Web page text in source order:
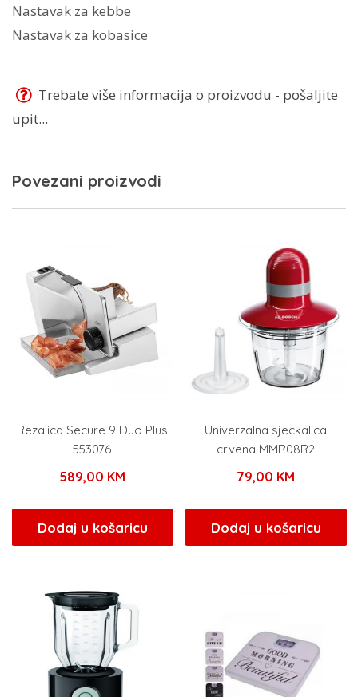
Nastavak za kebbe
Nastavak za kobasice
Trebate više informacija o proizvodu - pošaljite
upit...
Povezani proizvodi
Rezalica Secure 9 Duo Plus
553076
589,00 KM
Dodaj u košaricu
Univerzalna sjeckalica
crvena MMR08R2
79,00 KM
Dodaj u košaricu